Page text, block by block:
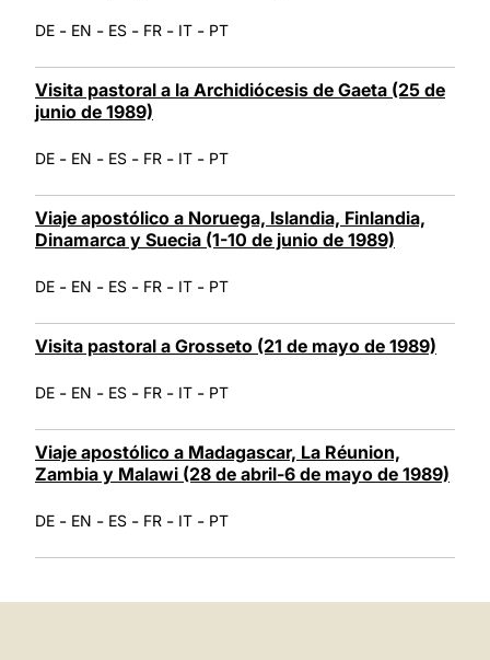
DE - EN - ES - FR - IT - PT
Visita pastoral a la Archidiócesis de Gaeta (25 de
junio de 1989)
DE - EN - ES - FR - IT - PT
Viaje apostólico a Noruega, Islandia, Finlandia,
Dinamarca y Suecia (1-10 de junio de 1989)
DE - EN - ES - FR - IT - PT
Visita pastoral a Grosseto (21 de mayo de 1989)
DE - EN - ES - FR - IT - PT
Viaje apostólico a Madagascar, La Réunion,
Zambia y Malawi (28 de abril-6 de mayo de 1989)
DE - EN - ES - FR - IT - PT